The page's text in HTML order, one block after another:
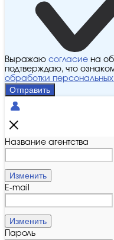
Выражаю согласие на
подтверждаю, что
обработки
Отправить
Название агентства
Изменить
E-mail
Изменить
Пароль